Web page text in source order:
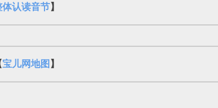
体认读音节】
宝儿网地图 】